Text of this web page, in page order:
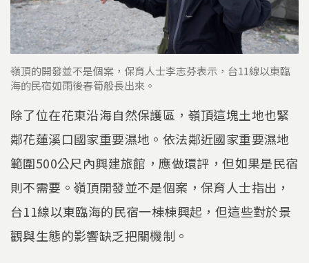
嶺頂的開發並不是個案，保育人士李志芬表示，台11線以東臨
海的民宿如雨後春筍般長出來。
除了位在花東沿海自然保護區，嶺頂這塊土地也緊
鄰花蓮溪口國家重要濕地。依法鄰近國家重要濕地
範圍500公尺內興建旅館，應做環評，但如果是民宿
則不需要。嶺頂開發並不是個案，保育人士指出，
台11線以東臨海的民宿一棟棟興起，但這些對於景
觀與生態的影響缺乏把關機制。